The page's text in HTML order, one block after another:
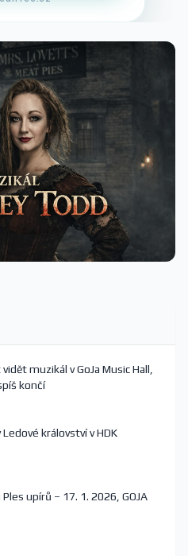
muzikál v GoJa Music Hall,
končí
království v HDK
upírů – 17. 1. 2026, GOJA